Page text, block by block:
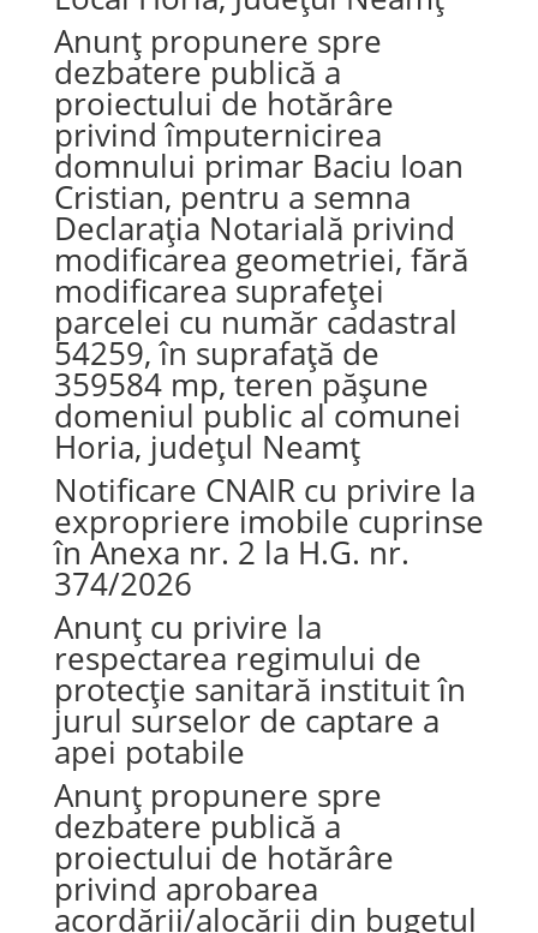
Anunț propunere spre
dezbatere publică a
proiectului de hotărâre
privind împuternicirea
domnului primar Baciu Ioan
Cristian, pentru a semna
Declarația Notarială privind
modificarea geometriei, fără
modificarea suprafeței
parcelei cu număr cadastral
54259, în suprafață de
359584 mp, teren pășune
domeniul public al comunei
Horia, județul Neamț
Notificare CNAIR cu privire la
expropriere imobile cuprinse
în Anexa nr. 2 la H.G. nr.
374/2026
Anunț cu privire la
respectarea regimului de
protecție sanitară instituit în
jurul surselor de captare a
apei potabile
Anunț propunere spre
dezbatere publică a
proiectului de hotărâre
privind aprobarea
acordării/alocării din bugetul